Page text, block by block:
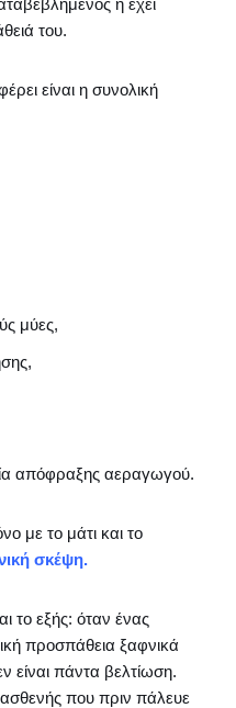
ή έχει
του.
είναι η συνολική
μύες,
απόφραξης αεραγωγού.
με το μάτι και το
σκέψη.
το εξής: όταν ένας
προσπάθεια ξαφνικά
είναι πάντα βελτίωση.
που πριν πάλευε